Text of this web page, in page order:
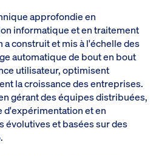
approfondie en
informatique et en traitement
a construit et mis à l'échelle des
automatique de bout en bout
utilisateur, optimisent
la croissance des entreprises.
gérant des équipes distribuées,
d'expérimentation et en
évolutives et basées sur des